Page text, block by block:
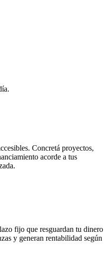
Concretá proyectos,
acorde a tus
fijo que resguardan tu dinero
y generan rentabilidad según